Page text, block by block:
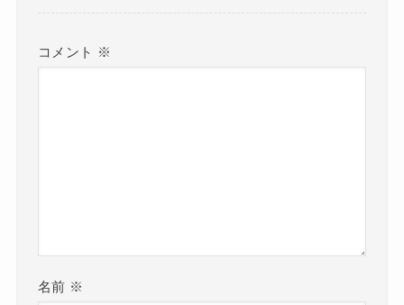
コメント ※
名前 ※